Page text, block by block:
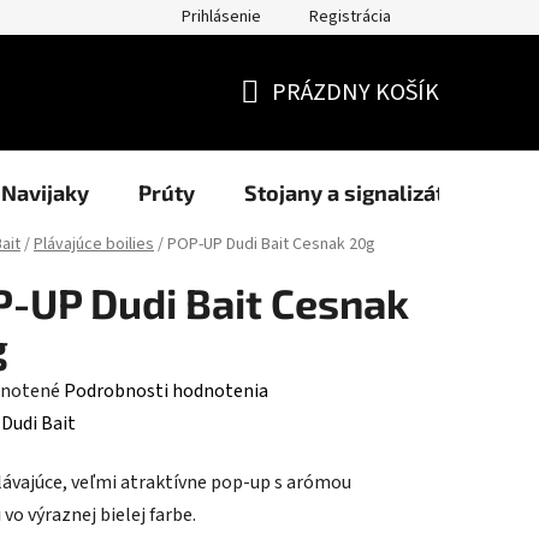
Formuláre NAŠI PARTNERI -
Prihlásenie Registrácia
KOŠÍK
PRÁZDNY KOŠÍK
Navijaky Prúty Stojany a signalizátory
/Plávajúce boilies/POP-UP Dudi Bait Cesnak 20g
UP Dudi Bait Cesnak
Podrobnosti hodnotenia
Dudi Bait
veľmi atraktívne pop-up s arómou
vo výraznej bielej farbe.